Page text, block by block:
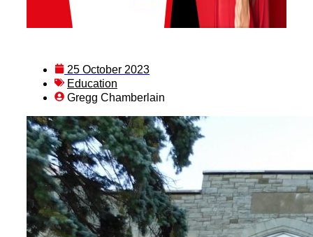
25 October 2023
Education
Gregg Chamberlain